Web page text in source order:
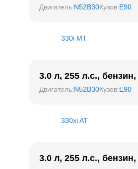
Двигатель:N52B30Кузов:E90
330i MT
3.0 л, 255 л.с.,
Двигатель:N52B30Кузов:E90
330xi AT
3.0 л, 255 л.с.,